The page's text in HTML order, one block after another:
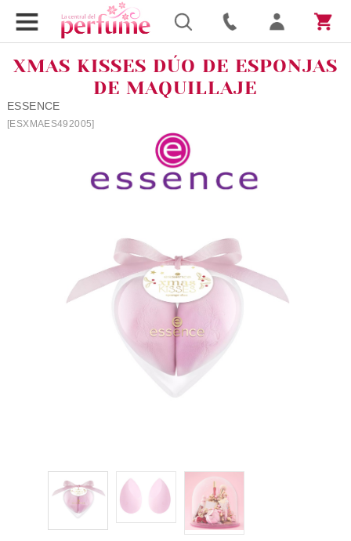
XMAS KISSES DÚO DE ESPONJAS
DE MAQUILLAJE
ESSENCE
[ESXMAES492005]